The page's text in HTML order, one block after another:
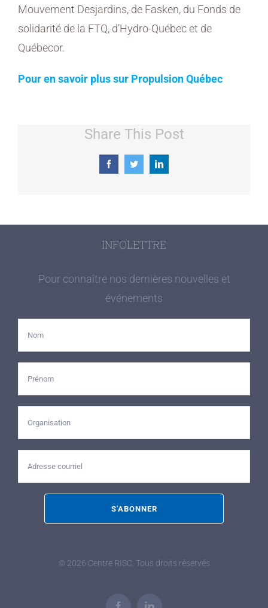
Mouvement Desjardins, de Fasken, du Fonds de
solidarité de la FTQ, d’Hydro-Québec et de
Québecor.
Pour en savoir plus sur Propulsion Québec
Share This Post
FacebookTwitterLinkedIn
INFOLETTRE
Pour connaître nos dernières nouvelles et
événements
© 2026 Centre RISC. Tous droits réservés